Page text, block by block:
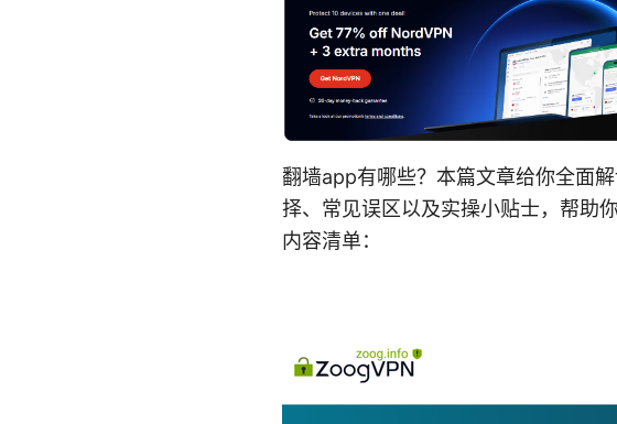
翻墙app有哪些？本篇文章给你全面
择、常见误区以及实操小贴士，帮助
内容清单：